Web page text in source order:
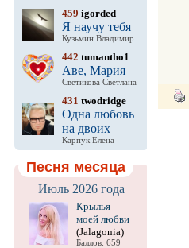
459 igorded
Я научу тебя
Кузьмин Владимир
442 tumantho1
Аве, Мария
Светикова Светлана
431 twodridge
Одна любовь
на двоих
Карпук Елена
Песня месяца
Июль 2026 года
Крылья
моей любви
(Jalagonia)
Баллов: 659